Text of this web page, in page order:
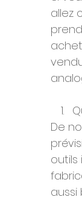
allez
De
aussi